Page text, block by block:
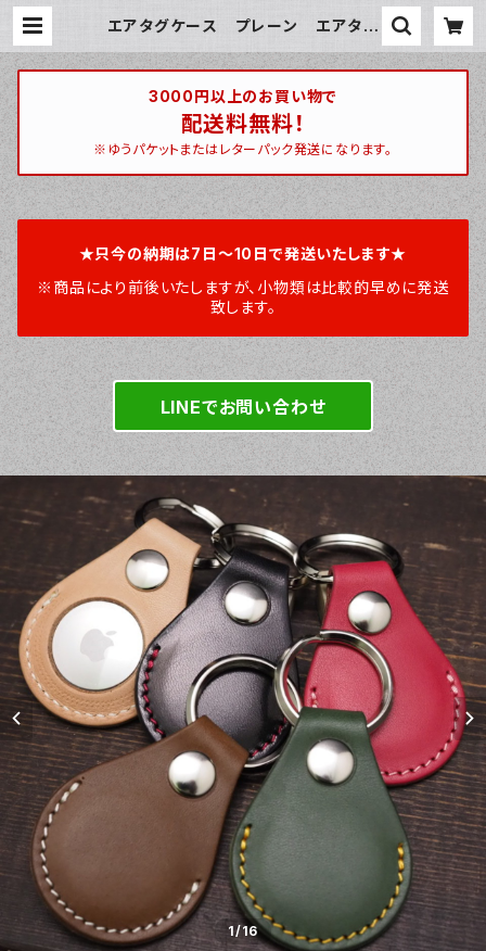
エアタグケース プレーン エアタグ
ー AirTag 栃木レザー 姫路レザ
ー | ハンティントン 宮崎ベース / hu
ntington miyazakibase
3000円以上のお買い物で
配送料無料！
※ゆうパケットまたはレターパック発送になります。
★只今の納期は7日～10日で発送いたします★
※商品により前後いたしますが、小物類は比較的早めに発送
致します。
LINEでお問い合わせ
1/16